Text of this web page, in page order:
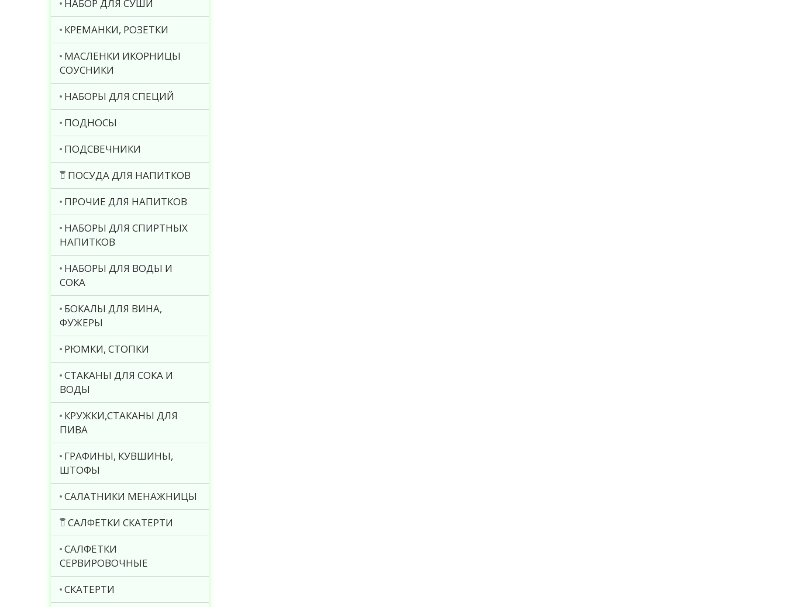
НАБОР ДЛЯ СУШИ
КРЕМАНКИ, РОЗЕТКИ
МАСЛЕНКИ ИКОРНИЦЫ
СОУСНИКИ
НАБОРЫ ДЛЯ СПЕЦИЙ
ПОДНОСЫ
ПОДСВЕЧНИКИ
ПОСУДА ДЛЯ НАПИТКОВ
ПРОЧИЕ ДЛЯ НАПИТКОВ
НАБОРЫ ДЛЯ СПИРТНЫХ
НАПИТКОВ
НАБОРЫ ДЛЯ ВОДЫ И
СОКА
БОКАЛЫ ДЛЯ ВИНА,
ФУЖЕРЫ
РЮМКИ, СТОПКИ
СТАКАНЫ ДЛЯ СОКА И
ВОДЫ
КРУЖКИ,СТАКАНЫ ДЛЯ
ПИВА
ГРАФИНЫ, КУВШИНЫ,
ШТОФЫ
САЛАТНИКИ МЕНАЖНИЦЫ
САЛФЕТКИ СКАТЕРТИ
САЛФЕТКИ
СЕРВИРОВОЧНЫЕ
СКАТЕРТИ